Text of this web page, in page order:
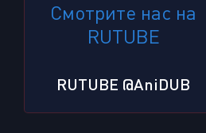
Смотрите нас на
RUTUBE
RUTUBE @AniDUB